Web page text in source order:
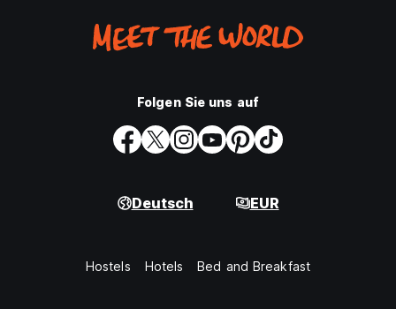
Folgen Sie uns auf
Deutsch EUR
Hostels Hotels Bed and Breakfast